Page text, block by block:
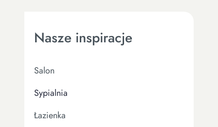
Nasze inspiracje
Salon
Sypialnia
Łazienka